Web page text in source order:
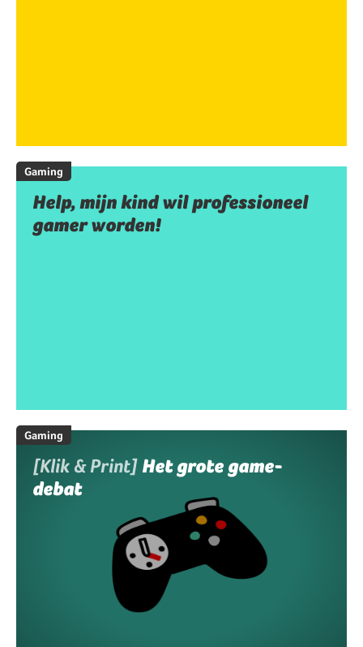
Gaming
Help, mijn kind wil professioneel
gamer worden!
Gaming
[Klik & Print] Het grote game-
debat